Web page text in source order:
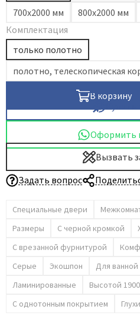
Dircode
Eclisse
El Porta
Fantom
Fuaro
GlassTur
Hausdoors
Kapelli
Krona Koblenz
Komfort Doors
Legend
LiGa
Line Doors
700х2000 мм
800х2000 мм
Комплектация
только полотно
полотно, телескопическая
В корзину
Оформить
Вызвать
Задать вопрос
Специальные двери
Размеры
С черной кромкой
С врезанной фурнитурой
Серые
Экошпон
Для ванной
Ламинированные
Высотой
С однотонным покрытием